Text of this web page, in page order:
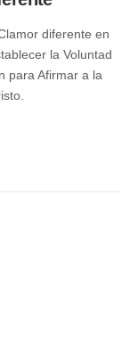
diferente en
la Voluntad
para Afirmar a la